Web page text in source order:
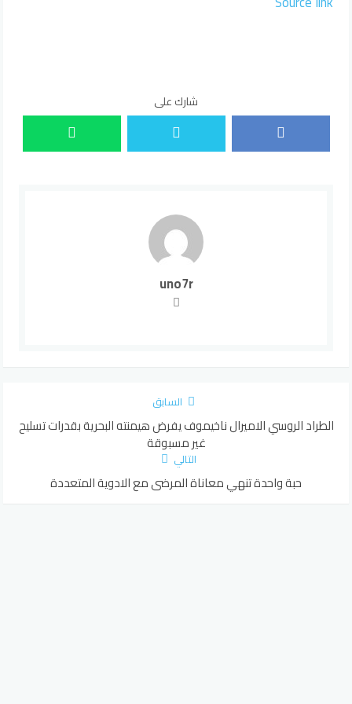
شارك على
uno7r
السابق
الطراد الروسي الاميرال ناخيموف يفرض هيمنته البحرية بقدرات تسليح
غير مسبوقة
التالي
حبة واحدة تنهي معاناة المرضى مع الادوية المتعددة